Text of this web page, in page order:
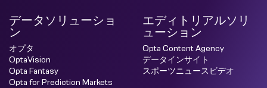
データソリューショ
ン
オプタ
OptaVision
Opta Fantasy
Opta for Prediction Markets
エディトリアルソリ
ューション
Opta Content Agency
データインサイト
スポーツニュースビデオ